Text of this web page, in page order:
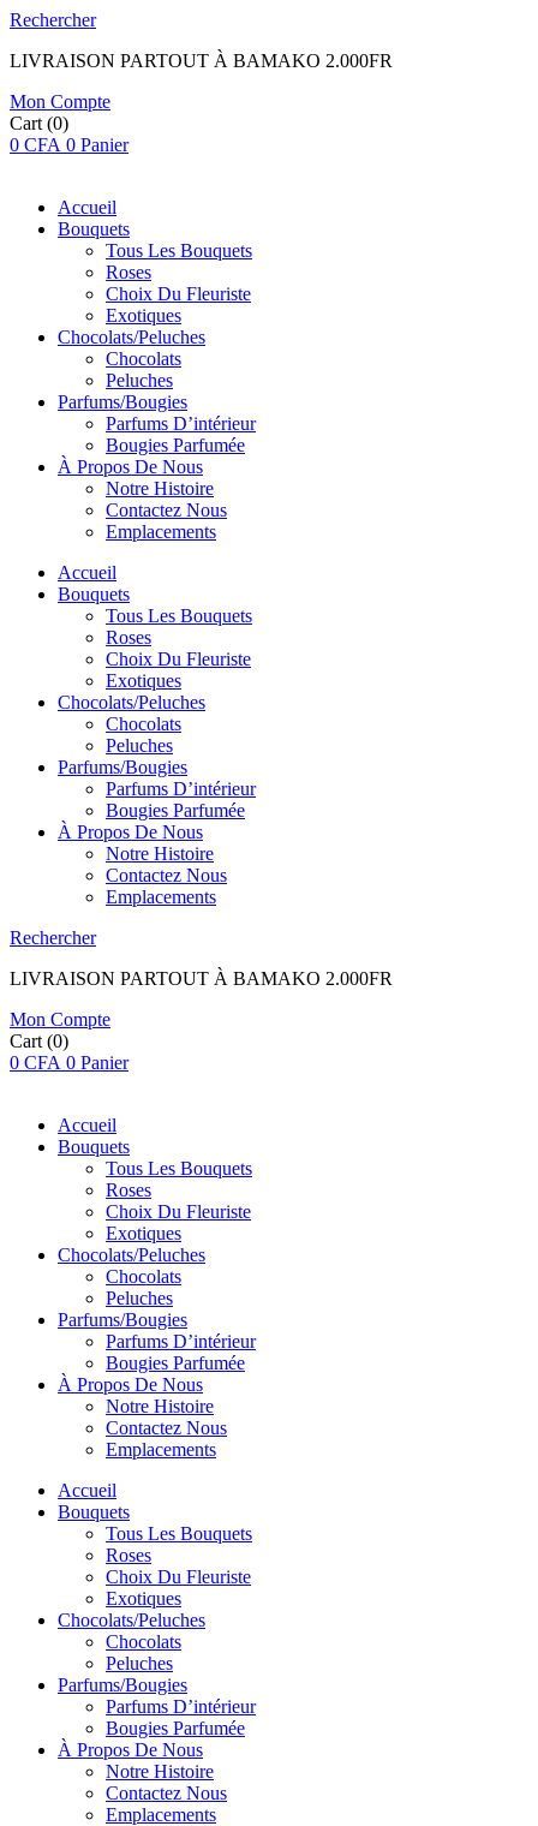
Rechercher
LIVRAISON PARTOUT À BAMAKO 2.000FR
Mon Compte
Cart (0)
0 CFA 0 Panier
Accueil
Bouquets
Tous Les Bouquets
Roses
Choix Du Fleuriste
Exotiques
Chocolats/Peluches
Chocolats
Peluches
Parfums/Bougies
Parfums D’intérieur
Bougies Parfumée
À Propos De Nous
Notre Histoire
Contactez Nous
Emplacements
Accueil
Bouquets
Tous Les Bouquets
Roses
Choix Du Fleuriste
Exotiques
Chocolats/Peluches
Chocolats
Peluches
Parfums/Bougies
Parfums D’intérieur
Bougies Parfumée
À Propos De Nous
Notre Histoire
Contactez Nous
Emplacements
Rechercher
LIVRAISON PARTOUT À BAMAKO 2.000FR
Mon Compte
Cart (0)
0 CFA 0 Panier
Accueil
Bouquets
Tous Les Bouquets
Roses
Choix Du Fleuriste
Exotiques
Chocolats/Peluches
Chocolats
Peluches
Parfums/Bougies
Parfums D’intérieur
Bougies Parfumée
À Propos De Nous
Notre Histoire
Contactez Nous
Emplacements
Accueil
Bouquets
Tous Les Bouquets
Roses
Choix Du Fleuriste
Exotiques
Chocolats/Peluches
Chocolats
Peluches
Parfums/Bougies
Parfums D’intérieur
Bougies Parfumée
À Propos De Nous
Notre Histoire
Contactez Nous
Emplacements